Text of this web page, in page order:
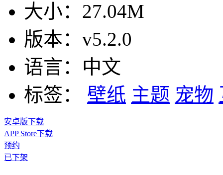
大小： 27.04M
版本： v5.2.0
语言： 中文
标签：
壁纸 主题 宠物
安卓版下载
APP Store下载
预约
已下架